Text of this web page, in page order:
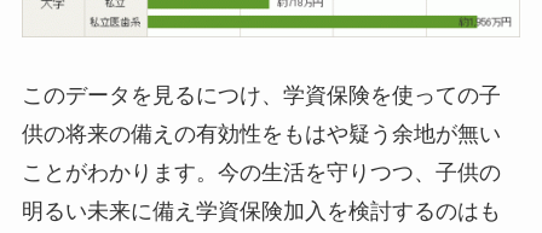
このデータを見るにつけ、学資保険を使っての子
供の将来の備えの有効性をもはや疑う余地が無い
ことがわかります。今の生活を守りつつ、子供の
明るい未来に備え学資保険加入を検討するのはも